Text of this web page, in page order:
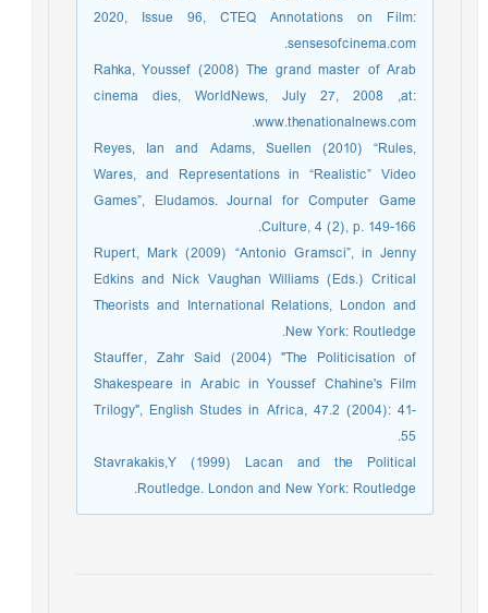
2020, Issue 96, CTEQ Annotations on Film:
sensesofcinema.com.
Rahka, Youssef (2008) The grand master of Arab
cinema dies, WorldNews, July 27, 2008 ,at:
www.thenationalnews.com.
Reyes, Ian and Adams, Suellen (2010) “Rules,
Wares, and Representations in “Realistic” Video
Games”, Eludamos. Journal for Computer Game
Culture, 4 (2), p. 149-166.
Rupert, Mark (2009) “Antonio Gramsci”, in Jenny
Edkins and Nick Vaughan Williams (Eds.) Critical
Theorists and International Relations, London and
New York: Routledge.
Stauffer, Zahr Said (2004) "The Politicisation of
Shakespeare in Arabic in Youssef Chahine's Film
Trilogy", English Studes in Africa, 47.2 (2004): 41-
55.
Stavrakakis,Y (1999) Lacan and the Political
Routledge. London and New York: Routledge.